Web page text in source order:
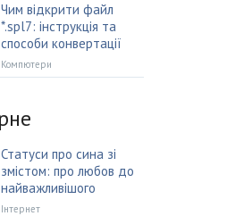
Чим відкрити файл
*.spl7: інструкція та
способи конвертації
Компютери
Статуси про сина зі
змістом: про любов до
найважливішого
Інтернет